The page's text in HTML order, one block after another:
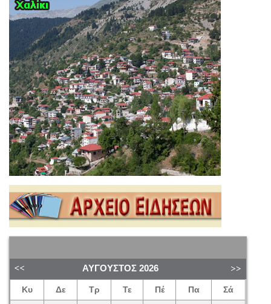
ΑΎΓΟΥΣΤΟΣ 2026
Κυ Δε Τρ Τε Πέ Πα Σά